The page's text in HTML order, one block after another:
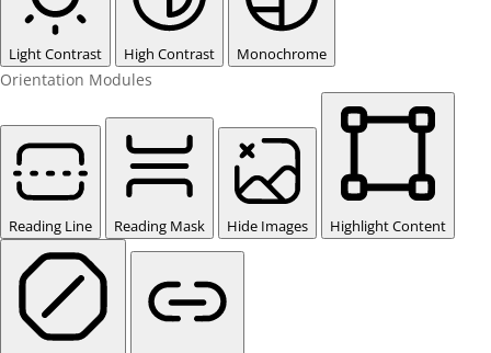
Light Contrast High Contrast Monochrome
Orientation Modules
Reading Line Reading Mask Hide Images Highlight Content